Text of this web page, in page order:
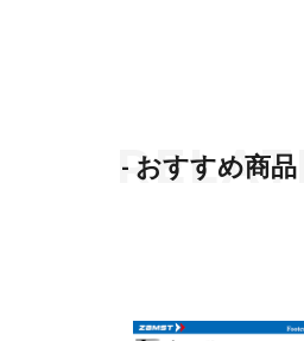
- おすすめ商品